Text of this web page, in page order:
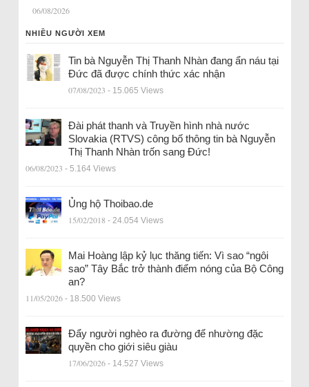
06/08/2026
NHIỀU NGƯỜI XEM
Tin bà Nguyễn Thị Thanh Nhàn đang ẩn náu tại
Đức đã được chính thức xác nhận
07/08/2023 - 15.065 Views
Đài phát thanh và Truyền hình nhà nước
Slovakia (RTVS) công bố thông tin bà Nguyễn
Thị Thanh Nhàn trốn sang Đức!
06/08/2023 - 5.164 Views
Ủng hộ Thoibao.de
15/02/2018 - 24.054 Views
Mai Hoàng lập kỷ lục thăng tiến: Vì sao “ngôi
sao” Tây Bắc trở thành điểm nóng của Bộ Công
an?
11/05/2026 - 18.500 Views
Đẩy người nghèo ra đường để nhường đặc
quyền cho giới siêu giàu
17/06/2026 - 14.527 Views